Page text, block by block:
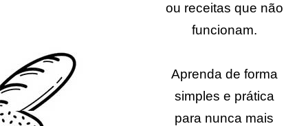
ou receitas que não
funcionam.
Aprenda de forma
simples e prática
para nunca mais